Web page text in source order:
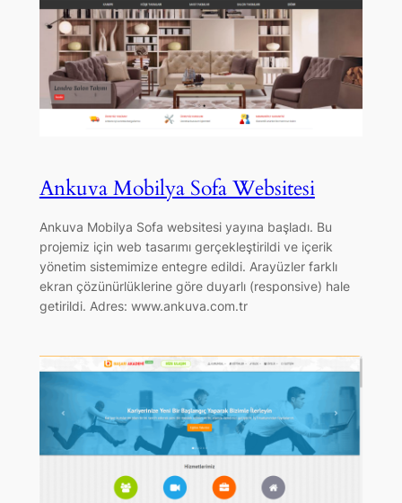
Ankuva Mobilya Sofa Websitesi
Ankuva Mobilya Sofa websitesi yayına başladı. Bu
projemiz için web tasarımı gerçekleştirildi ve içerik
yönetim sistemimize entegre edildi. Arayüzler farklı
ekran çözünürlüklerine göre duyarlı (responsive) hale
getirildi. Adres: www.ankuva.com.tr